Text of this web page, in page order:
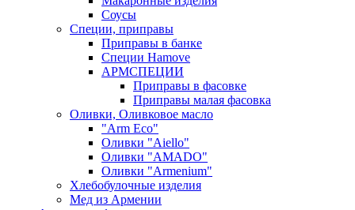
Соусы
Специи, приправы
Приправы в банке
Специи Hamove
АРМСПЕЦИИ
Приправы в фасовке
Приправы малая фасовка
Оливки, Оливковое масло
"Arm Eco"
Оливки "Aiello"
Оливки "AMADO"
Оливки "Armenium"
Хлебобулочные изделия
Мед из Армении